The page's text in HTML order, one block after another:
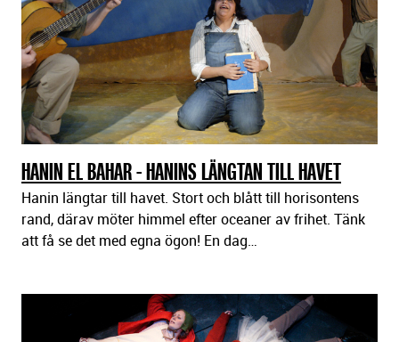
HANIN EL BAHAR - HANINS LÄNGTAN TILL HAVET
Hanin längtar till havet. Stort och blått till horisontens
rand, därav möter himmel efter oceaner av frihet. Tänk
att få se det med egna ögon! En dag…